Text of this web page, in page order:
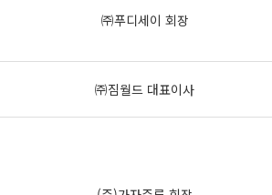
㈜푸디세이 회장
㈜짐월드 대표이사